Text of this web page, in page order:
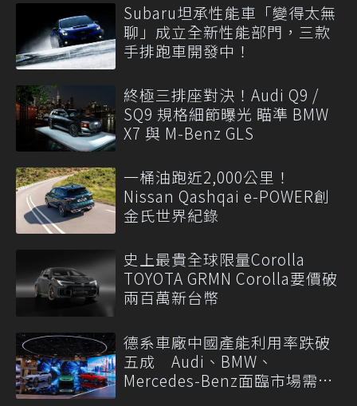
Subaru坦承性能車「變得太無
聊」成立全新性能部門，三款
手排跑車開發中！
終極三排座對決！Audi Q9 /
SQ9 規格細節曝光 瞄準 BMW
X7 與 M-Benz GLS
一桶油跑近2,000公里！
Nissan Qashqai e-POWER創
金氏世界紀錄
史上最貴全球限量Corolla
TOYOTA GRMN Corolla要價破
兩百萬新台幣
德系車廠中國產能利用率跌破
五成 Audi、BMW、
Mercedes-Benz面臨市場需求